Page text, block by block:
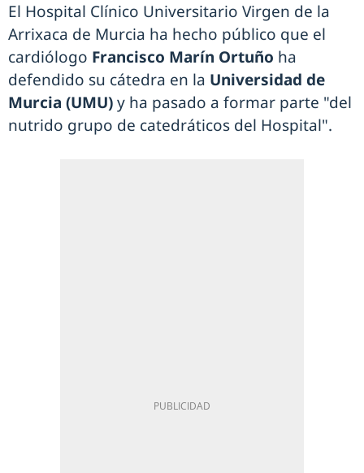
El Hospital Clínico Universitario Virgen de la
Arrixaca de Murcia ha hecho público que el
cardiólogo Francisco Marín Ortuño ha
defendido su cátedra en la Universidad de
Murcia (UMU)y ha pasado a formar parte "del
nutrido grupo de catedráticos del Hospital".